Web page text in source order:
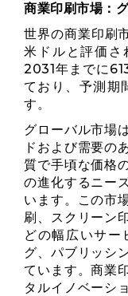
商業印刷市場：
世界の商業印刷
米ドルと評価
2031年までに
ており、予測期
す。
グローバル市場
ドおよび需要の
質で手頃な価格
の進化するニー
います。この市
刷、スクリーン
どの幅広いサー
グ、パブリッシ
ています。商業
タルイノベーシ